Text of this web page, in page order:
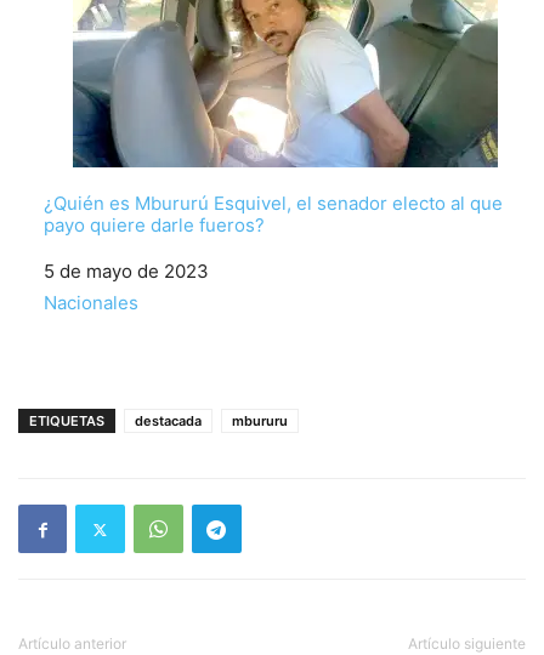
¿Quién es Mbururú Esquivel, el senador electo al que
payo quiere darle fueros?
Fecha
5 de mayo de 2023
Respecto a
Nacionales
ETIQUETAS destacada mbururu
Artículo anterior Artículo siguiente